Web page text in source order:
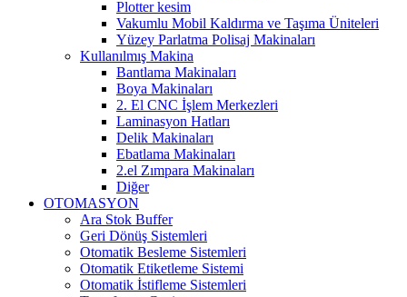
Plotter kesim
Vakumlu Mobil Kaldırma ve Taşıma Üniteleri
Yüzey Parlatma Polisaj Makinaları
Kullanılmış Makina
Bantlama Makinaları
Boya Makinaları
2. El CNC İşlem Merkezleri
Laminasyon Hatları
Delik Makinaları
Ebatlama Makinaları
2.el Zımpara Makinaları
Diğer
OTOMASYON
Ara Stok Buffer
Geri Dönüş Sistemleri
Otomatik Besleme Sistemleri
Otomatik Etiketleme Sistemi
Otomatik İstifleme Sistemleri